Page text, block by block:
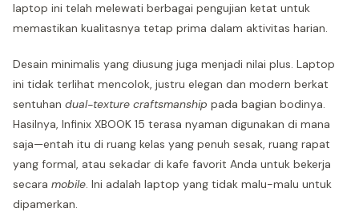
laptop ini telah melewati berbagai pengujian ketat untuk
memastikan kualitasnya tetap prima dalam aktivitas harian.
Desain minimalis yang diusung juga menjadi nilai plus. Laptop
ini tidak terlihat mencolok, justru elegan dan modern berkat
sentuhan dual-texture craftsmanship pada bagian bodinya.
Hasilnya, Infinix XBOOK 15 terasa nyaman digunakan di mana
saja—entah itu di ruang kelas yang penuh sesak, ruang rapat
yang formal, atau sekadar di kafe favorit Anda untuk bekerja
secara mobile. Ini adalah laptop yang tidak malu-malu untuk
dipamerkan.